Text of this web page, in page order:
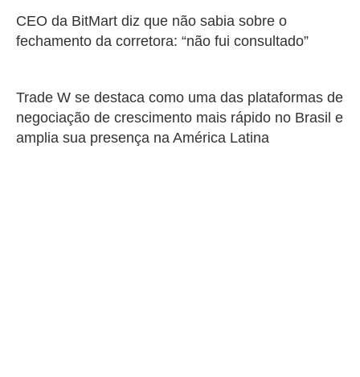
CEO da BitMart diz que não sabia sobre o
fechamento da corretora: “não fui consultado”
Trade W se destaca como uma das plataformas de
negociação de crescimento mais rápido no Brasil e
amplia sua presença na América Latina